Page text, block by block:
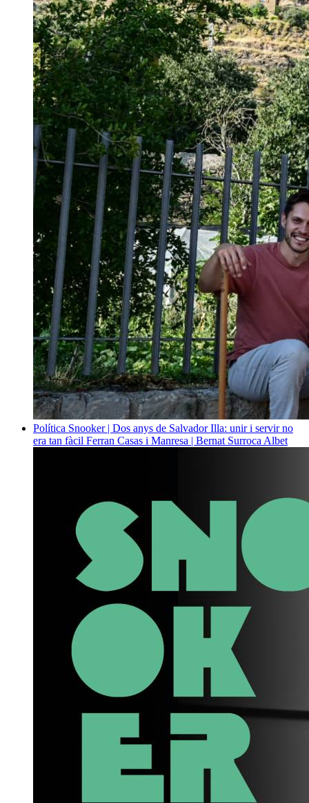
Política Snooker | Dos anys de Salvador Illa: unir i servir no
era tan fàcil Ferran Casas i Manresa | Bernat Surroca Albet